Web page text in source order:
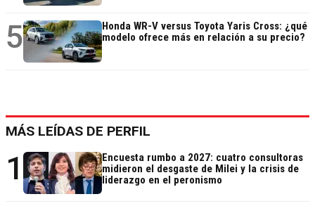
5
Honda WR-V versus Toyota Yaris Cross: ¿qué
modelo ofrece más en relación a su precio?
MÁS LEÍDAS DE PERFIL
1
Encuesta rumbo a 2027: cuatro consultoras
midieron el desgaste de Milei y la crisis de
liderazgo en el peronismo